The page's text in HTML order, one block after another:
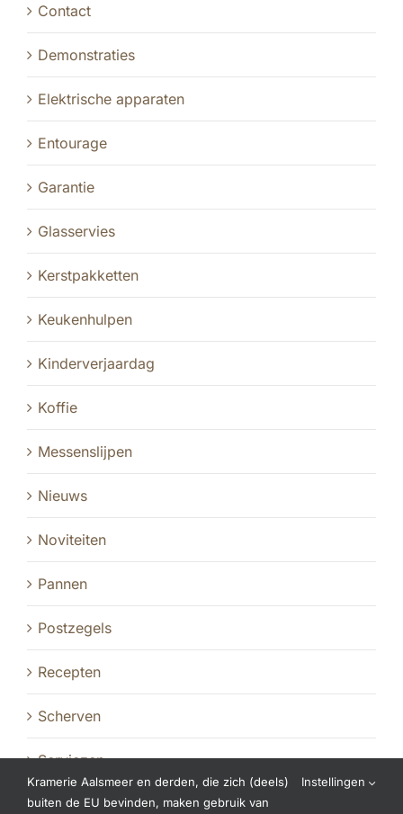
Contact
Demonstraties
Elektrische apparaten
Entourage
Garantie
Glasservies
Kerstpakketten
Keukenhulpen
Kinderverjaardag
Koffie
Messenslijpen
Nieuws
Noviteiten
Pannen
Postzegels
Recepten
Scherven
Serviezen
Stichting Aap
Kramerie Aalsmeer en derden, die zich (deels)
buiten de EU bevinden, maken gebruik van
Instellingen